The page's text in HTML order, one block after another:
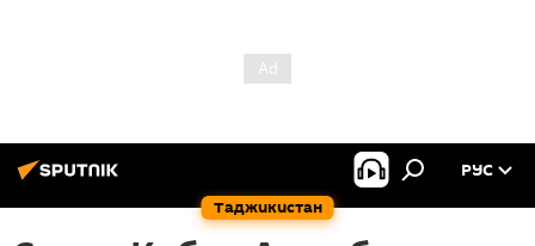
Таджикистан
РУС